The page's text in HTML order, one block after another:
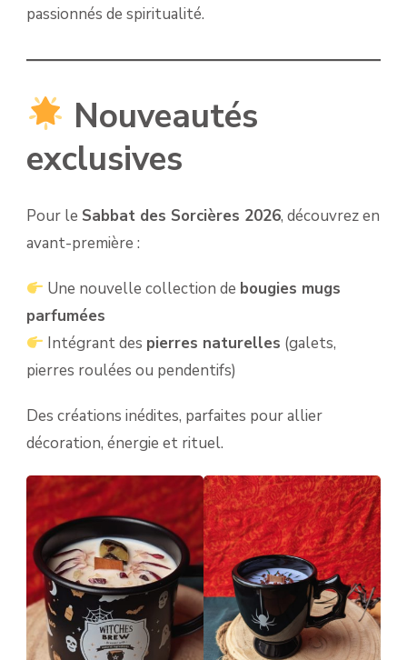
passionnés de spiritualité.
Nouveautés
exclusives
Pour le Sabbat des Sorcières 2026, découvrez en
avant-première :
Une nouvelle collection de bougies mugs
parfumées
Intégrant des pierres naturelles (galets,
pierres roulées ou pendentifs)
Des créations inédites, parfaites pour allier
décoration, énergie et rituel.